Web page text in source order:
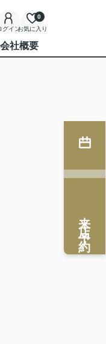
グインお気に入り
0
会社概要
来店予約